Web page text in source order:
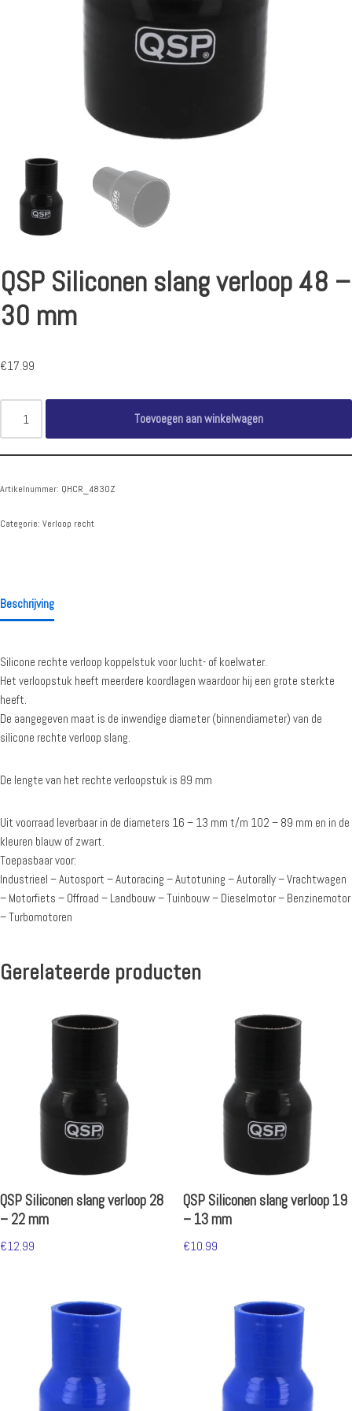
QSP Siliconen slang verloop 48 –
30 mm
€17.99
Toevoegen aan winkelwagen
Artikelnummer: QHCR_4830Z
Categorie: Verloop recht
Beschrijving
Silicone rechte verloop koppelstuk voor lucht- of koelwater.
Het verloopstuk heeft meerdere koordlagen waardoor hij een grote sterkte
heeft.
De aangegeven maat is de inwendige diameter (binnendiameter) van de
silicone rechte verloop slang.
De lengte van het rechte verloopstuk is 89 mm
Uit voorraad leverbaar in de diameters 16 – 13 mm t/m 102 – 89 mm en in de
kleuren blauw of zwart.
Toepasbaar voor:
Industrieel – Autosport – Autoracing – Autotuning – Autorally – Vrachtwagen
– Motorfiets – Offroad – Landbouw – Tuinbouw – Dieselmotor – Benzinemotor
– Turbomotoren
Gerelateerde producten
QSP Siliconen slang verloop 28
– 22 mm
€12.99
QSP Siliconen slang verloop 19
– 13 mm
€10.99